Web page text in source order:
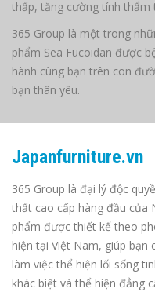
thấp, tăng cường tính thẩm
365 Group là một trong
phẩm Sea Fucoidan được
hành cùng bạn trên con
bạn thân yêu.
Japanfurniture.vn
365 Group là đại lý độc
thất cao cấp hàng đầu của
phẩm được thiết kế theo
hiện tại Việt Nam, giúp
làm việc thể hiện lối sống
khác biệt và thể hiện đẳng